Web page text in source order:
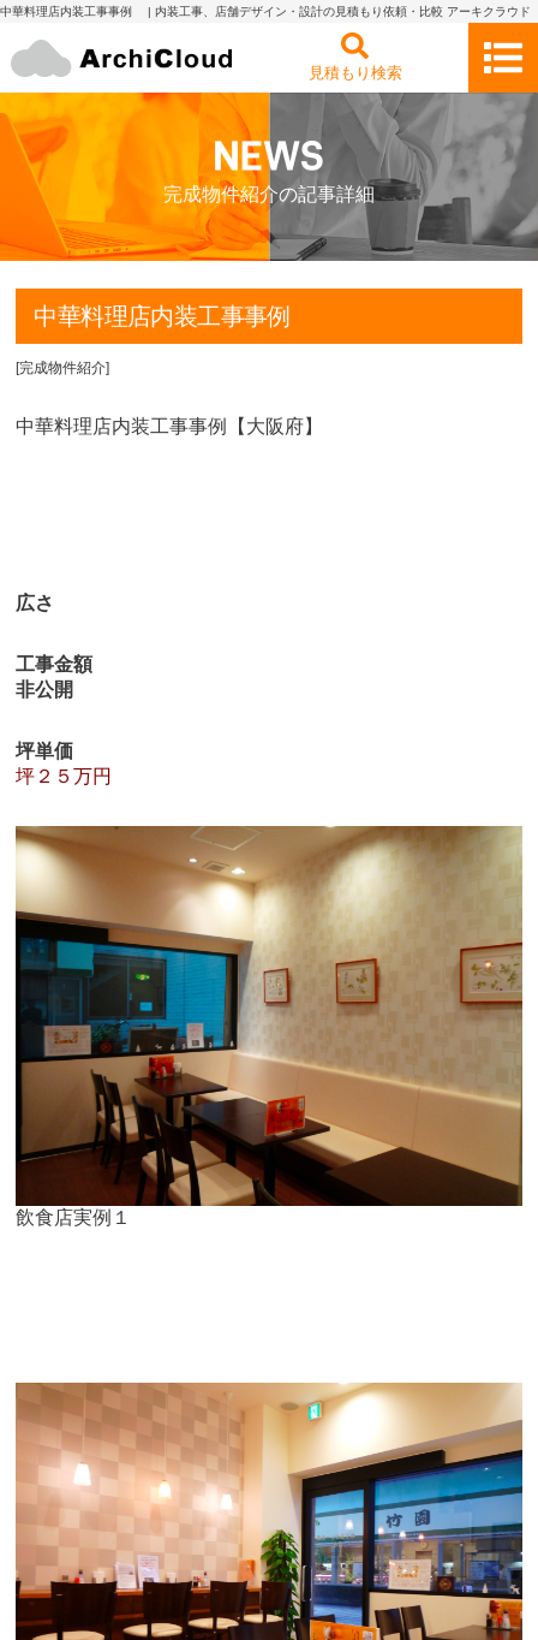
中華料理店内装工事事例 | 内装工事、店舗デザイン・設計の見積もり依頼・比較 アーキクラウド
見積もり検索
完成物件紹介の記事詳細
中華料理店内装工事事例
[完成物件紹介]
中華料理店内装工事事例【大阪府】
広さ
工事金額
非公開
坪単価
坪２５万円
飲食店実例１